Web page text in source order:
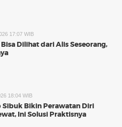
17:07 WIB
Dilihat dari Alis Seseorang,
18:04 WIB
Sibuk Bikin Perawatan Diri
Ini Solusi Praktisnya